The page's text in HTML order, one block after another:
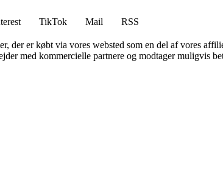
TikTok Mail
RSS
er købt via vores websted som en del af vores
med kommercielle partnere og modtager muligvis